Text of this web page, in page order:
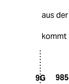
aus
kommt
9G